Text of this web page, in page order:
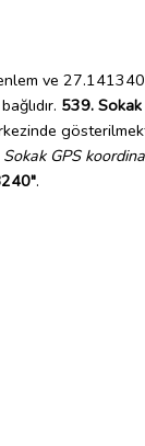
ve
539. Sokak
GPS
.